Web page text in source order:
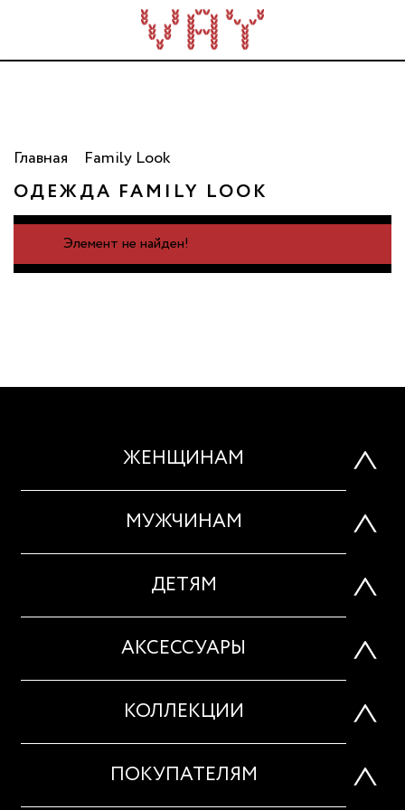
Трикотаж для всей семьи. Сделано в России. Опт
от 5 000 рублей.
Главная Family Look
ОДЕЖДА FAMILY LOOK
Элемент не найден!
ЖЕНЩИНАМ
МУЖЧИНАМ
ДЕТЯМ
АКСЕССУАРЫ
КОЛЛЕКЦИИ
ПОКУПАТЕЛЯМ